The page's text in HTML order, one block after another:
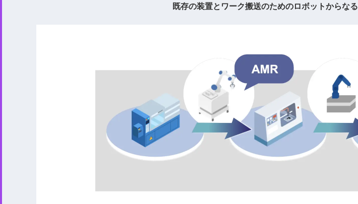
既存の装置とワーク搬送のためのロボットからなる